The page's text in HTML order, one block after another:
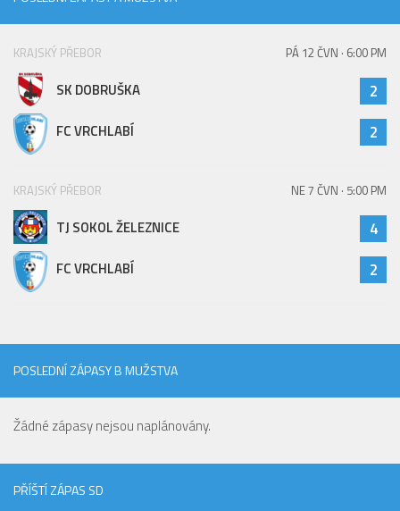
Realizační tým
St. žáci
Zápasy SŽ 2025/26
Realizační tým
Zápasy
Ml. žáci
Výsledky
KRAJSKÝ PŘEBOR PÁ 12 ČVN · 6:00 PM
SK DOBRUŠKA 2
FC VRCHLABÍ 2
KRAJSKÝ PŘEBOR NE 7 ČVN · 5:00 PM
TJ SOKOL ŽELEZNICE 4
FC VRCHLABÍ 2
POSLEDNÍ ZÁPASY B MUŽSTVA
Žádné zápasy nejsou naplánovány.
PŘÍŠTÍ ZÁPAS SD